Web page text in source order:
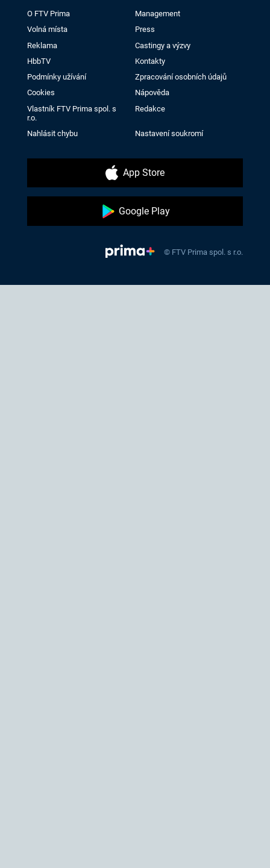
O FTV Prima
Management
Volná místa
Press
Reklama
Castingy a výzvy
HbbTV
Kontakty
Podmínky užívání
Zpracování osobních údajů
Cookies
Nápověda
Vlastník FTV Prima spol. s
r.o.
Redakce
Nahlásit chybu Nastavení soukromí
App Store
Google Play
© FTV Prima spol. s r.o.